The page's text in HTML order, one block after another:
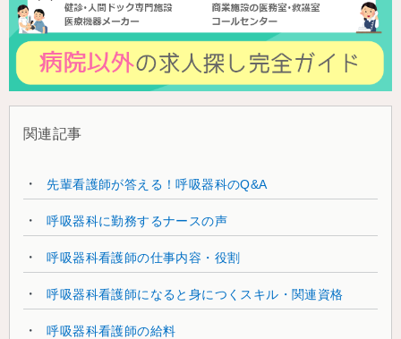
関連記事
先輩看護師が答える！呼吸器科のQ&A
呼吸器科に勤務するナースの声
呼吸器科看護師の仕事内容・役割
呼吸器科看護師になると身につくスキル・関連資格
呼吸器科看護師の給料